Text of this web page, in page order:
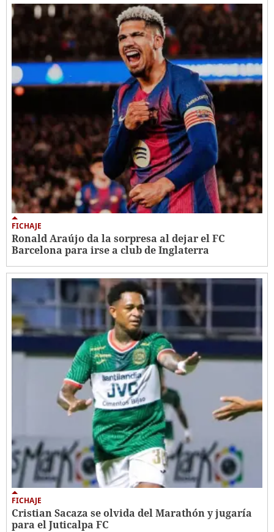
FICHAJE
Ronald Araújo da la sorpresa al dejar el FC
Barcelona para irse a club de Inglaterra
FICHAJE
Cristian Sacaza se olvida del Marathón y jugaría
para el Juticalpa FC